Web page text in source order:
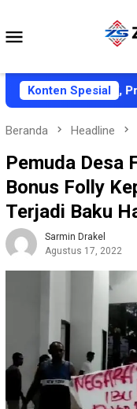
konten
Konten Spesial
APBD 2027,
Beranda Headline
Pemuda Desa
Bonus Folly
Terjadi Baku
Sarmin Drakel
Agustus 17, 2022